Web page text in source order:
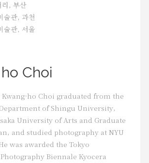
which photographed the
of a life dying down, comes as
and for a long time in his
after a long time since his
announced, people are not
his photos. But he is telling a
honestly, then and now.
than planning or trying to take
he just captures a changing
of his life in photos.
리, 부산
술관, 과천
술관, 서울
Choi
ho Choi graduated from the
of Shingu University,
University of Arts and Graduate
and studied photography at NYU
was awarded the Tokyo
Biennale Kyocera